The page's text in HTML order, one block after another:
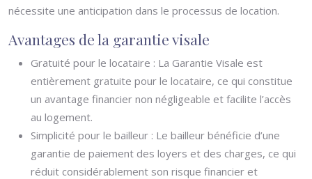
nécessite une anticipation dans le processus de location.
Avantages de la garantie visale
Gratuité pour le locataire : La Garantie Visale est
entièrement gratuite pour le locataire, ce qui constitue
un avantage financier non négligeable et facilite l’accès
au logement.
Simplicité pour le bailleur : Le bailleur bénéficie d’une
garantie de paiement des loyers et des charges, ce qui
réduit considérablement son risque financier et